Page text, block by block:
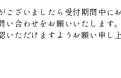
ざいましたら受付期間中に
合わせをお願いいたします。
ただけますようお願い申し上